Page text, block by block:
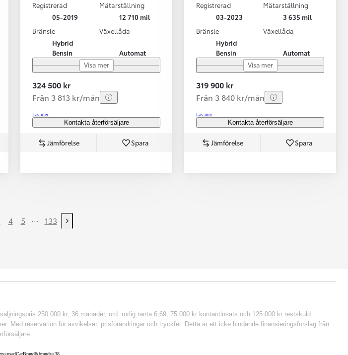
Registrerad
05-2019
Mätarställning
12 710 mil
Bränsle
Hybrid
Bensin
Växellåda
Automat
Visa mer
324 500 kr
Från 3 813 kr/mån
Läs mer
Kontakta återförsäljare
Jämförelse Spara
Registrerad
03-2023
Mätarställning
3 635 mil
Bränsle
Hybrid
Bensin
Växellåda
Automat
Visa mer
319 900 kr
Från 3 840 kr/mån
Läs mer
Kontakta återförsäljare
Jämförelse Spara
4 5 ... 133
Next page
250 000 kr, 36 månader, ord. rörlig ränta 6,69, 75 000 kr kontantinsats och 125 000 kr restskuld.
Med reservation för avvikelser, prisförändringar och tryckfel. Detta är ett icke bindande finansieringsförslag från